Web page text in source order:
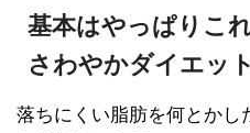
基本はやっぱりこ
さわやかダイエット
落ちにくい脂肪を何とかし